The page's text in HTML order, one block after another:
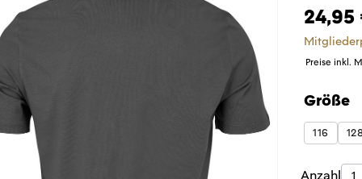
24,95
Preise inkl.
Größe
116
Anzahl